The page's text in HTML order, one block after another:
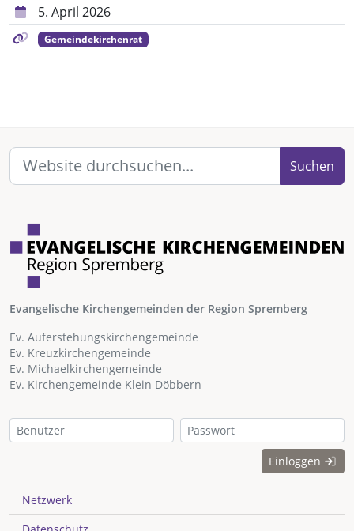
5. April 2026
Gemeindekirchenrat
Suchen
Evangelische Kirchengemeinden der Region Spremberg
Ev. Auferstehungskirchengemeinde
Ev. Kreuzkirchengemeinde
Ev. Michaelkirchengemeinde
Ev. Kirchengemeinde Klein Döbbern
Einloggen
Netzwerk